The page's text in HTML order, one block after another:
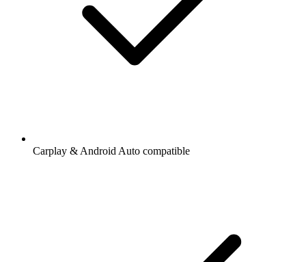
Carplay & Android Auto compatible